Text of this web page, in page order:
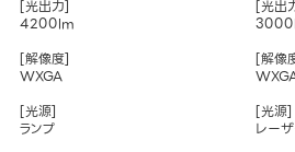
[光出力]
4200lm
[解像度]
WXGA
[光源]
ランプ
[光出
[解像
[光源]
レー